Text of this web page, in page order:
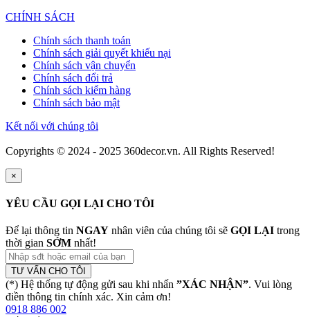
CHÍNH SÁCH
Chính sách thanh toán
Chính sách giải quyết khiếu nại
Chính sách vận chuyển
Chính sách đổi trả
Chính sách kiểm hàng
Chính sách bảo mật
Kết nối với chúng tôi
Copyrights © 2024 - 2025 360decor.vn. All Rights Reserved!
×
YÊU CẦU GỌI LẠI CHO TÔI
Để lại thông tin NGAY nhân viên của chúng tôi sẽ GỌI LẠI trong
thời gian SỚM nhất!
TƯ VẤN CHO TÔI
(*) Hệ thống tự động gửi sau khi nhấn ”XÁC NHẬN”. Vui lòng
điền thông tin chính xác. Xin cảm ơn!
0918 886 002